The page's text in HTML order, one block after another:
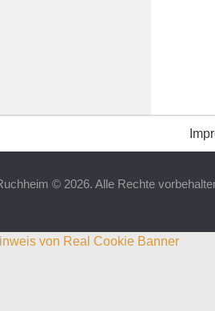
© 2026. Alle Rechte
von Real Cookie Banner